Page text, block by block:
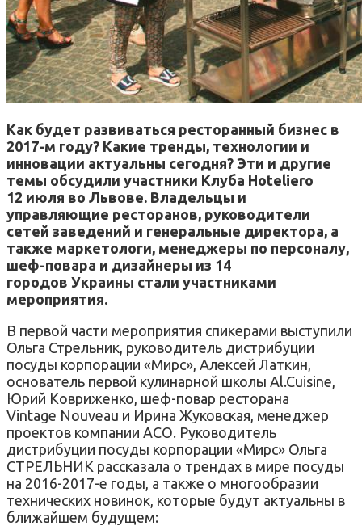
Как будет развиваться ресторанный бизнес в
2017-м году? Какие тренды, технологии и
инновации актуальны сегодня? Эти и другие
темы обсудили участники Клуба Hoteliero
12 июля во Львове. Владельцы и
управляющие ресторанов, руководители
сетей заведений и генеральные директора, а
также маркетологи, менеджеры по персоналу,
шеф-повара и дизайнеры из 14
городов Украины стали участниками
мероприятия.
В первой части мероприятия спикерами выступили
Ольга Стрельник, руководитель дистрибуции
посуды корпорации «Мирс», Алексей Латкин,
основатель первой кулинарной школы Al.Cuisine,
Юрий Ковриженко, шеф-повар ресторана
Vintage Nouveau и Ирина Жуковская, менеджер
проектов компании АСО. Руководитель
дистрибуции посуды корпорации «Мирс» Ольга
СТРЕЛЬНИК рассказала о трендах в мире посуды
на 2016-2017-е годы, а также о многообразии
технических новинок, которые будут актуальны в
ближайшем будущем: